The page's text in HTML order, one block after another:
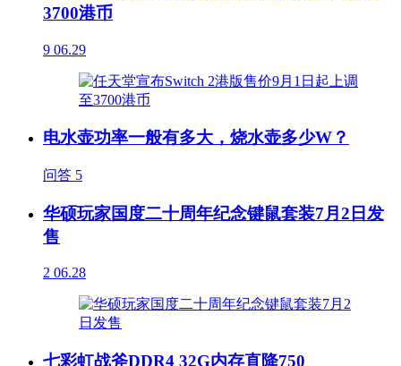
3700港币
9 06.29
电水壶功率一般有多大，烧水壶多少W？
问答 5
华硕玩家国度二十周年纪念键鼠套装7月2日发
售
2 06.28
七彩虹战斧DDR4 32G内存直降750